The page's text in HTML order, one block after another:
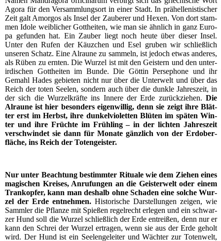
Ago­ra für den Ver­samm­lungs­ort in einer Stadt. In präh­el­le­nis­ti­scher
Zeit galt Amor­gos als Insel der Zau­be­rer und Hexen. Von dort stam­
men Ido­le weib­li­cher Gott­hei­ten, wie man sie ähn­lich in ganz Euro­
pa gefun­den hat. Ein Zau­ber liegt noch heu­te über die­ser Insel.
Unter den Rufen der Käuz­chen und Esel gru­ben wir schließ­lich
unse­ren Schatz. Eine Alrau­ne zu sam­meln, ist jedoch etwas ande­res,
als Rüben zu ern­ten. Die Wur­zel ist mit den Geis­tern und den unter­
ir­di­schen Gott­hei­ten im Bun­de. Die Göt­tin Per­se­pho­ne und ihr
Gemahl Hades gebie­ten nicht nur über die Unter­welt und über das
Reich der toten See­len, son­dern auch über die dunk­le Jah­res­zeit, in
der sich die Wur­zel­kräf­te ins Inne­re der Erde zurück­zie­hen. Die
Alrau­ne ist hier beson­ders eigen­wil­lig, denn sie zeigt ihre Blät­
ter erst im Herbst, ihre dun­kel­vio­let­ten Blü­ten im spä­ten Win­
ter und ihre Früch­te im Früh­ling – in der lich­ten Jah­res­zeit
ver­schwin­det sie dann für Mona­te gänz­lich von der Erd­ober­
flä­che, ins Reich der Totengeister.
Nur unter Beach­tung bestimm­ter Ritua­le wie dem Zie­hen eines
magi­schen Krei­ses, Anru­fun­gen an die Geis­ter­welt oder einem
Trank­op­fer, kann man des­halb ohne Scha­den eine sol­che Wur­
zel der Erde ent­neh­men. His­to­ri­sche Dar­stel­lun­gen zei­gen, wie
Samm­ler die Pflan­ze mit Spie­ßen regel­recht erle­gen und ein schwar­
zer Hund soll die Wur­zel schließ­lich der Erde ent­rei­ßen, denn nur er
kann den Schrei der Wur­zel ertra­gen, wenn sie aus der Erde geholt
wird. Der Hund ist ein See­len­ge­lei­ter und Wäch­ter zur Toten­welt,